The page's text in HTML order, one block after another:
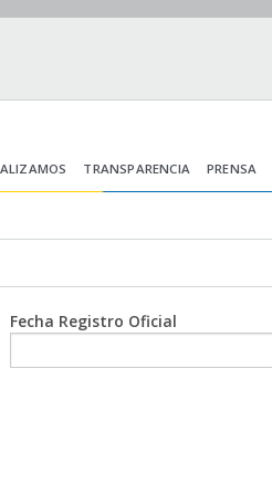
TRANSPARENCIA PRENSA
Fecha Registro Oficial